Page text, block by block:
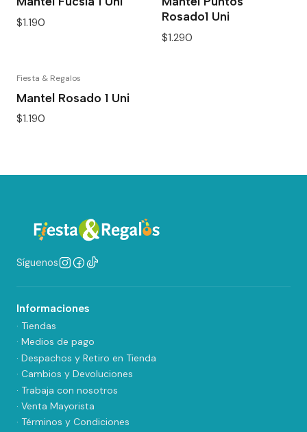
$1.190
Rosado1 Uni
$1.290
Fiesta & Regalos
Mantel Rosado 1 Uni
$1.190
Síguenos
Informaciones
· Tiendas
· Medios de pago
· Despachos y Retiro en Tienda
· Cambios y Devoluciones
· Trabaja con nosotros
· Venta Mayorista
· Términos y Condiciones